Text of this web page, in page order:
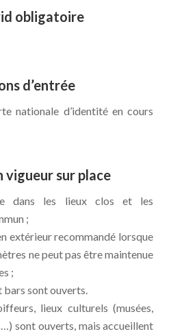
obligatoire
d’entrée
nationale d’identité en cours
vigueur sur place
dans les lieux clos et les
;
extérieur recommandé lorsque
ne peut pas être maintenue
;
bars sont ouverts.
lieux culturels (musées,
sont ouverts, mais accueillent